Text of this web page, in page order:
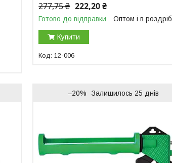
277,75 ₴ 222,20 ₴
Готово до відправки Оптом і в роздріб
Купити
12-006
–20% Залишилось 25 днів